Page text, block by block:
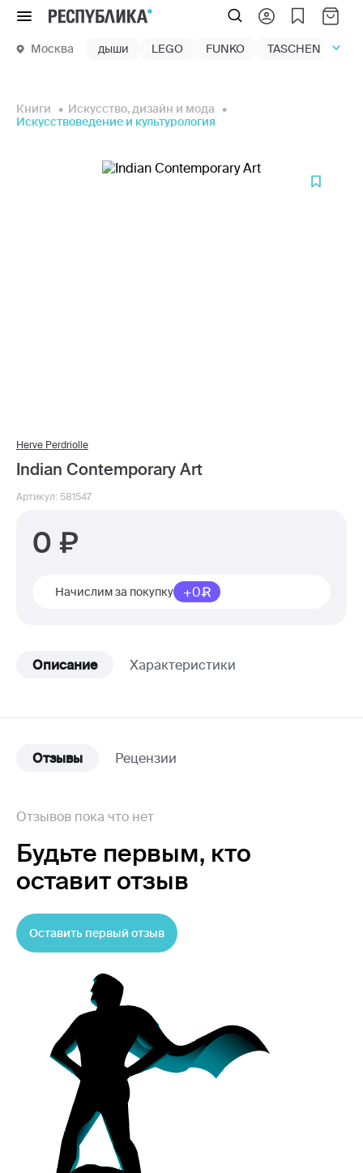
Меню
Москва дыши LEGO FUNKO TASCHEN
Книги
Искусство, дизайн и мода
Искусствоведение и культурология
Herve Perdriolle
Indian Contemporary Art
Артикул: 581547
0
Начислим за покупку +0
Описание Характеристики
Отзывы Рецензии
Отзывов пока что нет
Будьте первым, кто
оставит отзыв
Оставить первый отзыв